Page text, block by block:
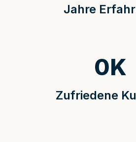
Jahre
Zufriedene
0K